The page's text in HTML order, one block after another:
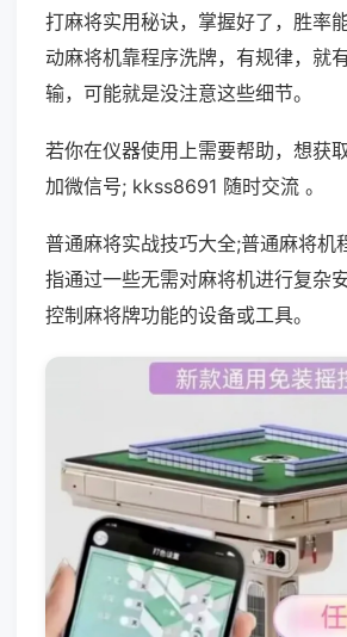
打麻将实用秘诀，掌握好了，胜率
动麻将机靠程序洗牌，有规律，就
输，可能就是没注意这些细节。
若你在仪器使用上需要帮助，想获
加微信号; kkss8691 随时交流 。
普通麻将实战技巧大全;普通麻将机
指通过一些无需对麻将机进行复杂
控制麻将牌功能的设备或工具。